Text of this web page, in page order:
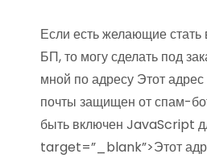
Если есть желающие стать
БП, то могу сделать под
мной по адресу Этот адрес
почты защищен от спам-
быть включен JavaScript
target=”_blank”>Этот